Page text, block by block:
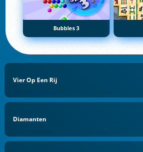
Bubbles 3
Vier Op Een Rij
Diamanten